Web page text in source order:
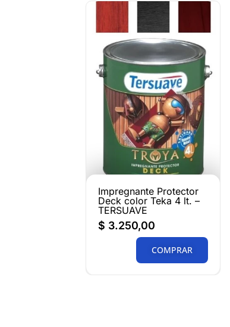
Impregnante Protector
Deck color Teka 4 lt. –
TERSUAVE
$ 3.250,00
COMPRAR